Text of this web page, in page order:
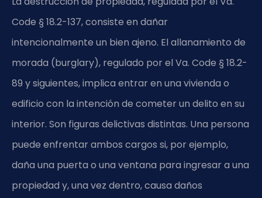
Code § 18.2-137, consiste en dañar
intencionalmente un bien ajeno. El allanamiento de
morada (burglary), regulado por el Va. Code § 18.2-
89 y siguientes, implica entrar en una vivienda o
edificio con la intención de cometer un delito en su
interior. Son figuras delictivas distintas. Una persona
puede enfrentar ambos cargos si, por ejemplo,
daña una puerta o una ventana para ingresar a una
propiedad y, una vez dentro, causa daños